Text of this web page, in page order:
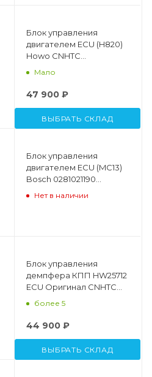
Блок управления
двигателем ECU (H820)
Howo CNHTC
Мало
47 900 ₽
ВЫБРАТЬ СКЛАД
Блок управления
двигателем ECU (MC13)
Bosch 0281021190
Нет в наличии
Блок управления
демпфера КПП HW25712
ECU Оригинал CNHTC
WG9925580121
более 5
44 900 ₽
ВЫБРАТЬ СКЛАД